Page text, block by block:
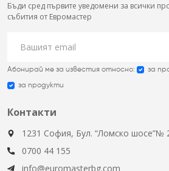
Бъди сред първите уведомени за всички
събития от Евромастер
Абонирай ме за известия относно: за
за продукти
Контакти
1231 София, Бул. “Ломско шосе”№
0700 44 155
info@euromasterbg.com